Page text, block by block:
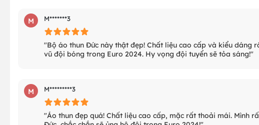
M M*******3
"Bộ áo thun Đức này thật đẹp! Chất liệu cao cấp và kiểu dáng
vũ đội bóng trong Euro 2024. Hy vọng đội tuyển sẽ tỏa sáng!"
M M*********3
"Áo thun đẹp quá! Chất liệu cao cấp, mặc rất thoải mái. Mình